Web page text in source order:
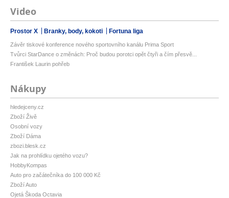
Video
Prostor X Branky, body, kokoti Fortuna liga
Závěr tiskové konference nového sportovního kanálu Prima Sport
Tvůrci StarDance o změnách: Proč budou porotci opět čtyři a čím přesvě...
František Laurin pohřeb
Nákupy
hledejceny.cz
Zboží Živě
Osobní vozy
Zboží Dáma
zbozi.blesk.cz
Jak na prohlídku ojetého vozu?
HobbyKompas
Auto pro začátečníka do 100 000 Kč
Zboží Auto
Ojetá Škoda Octavia